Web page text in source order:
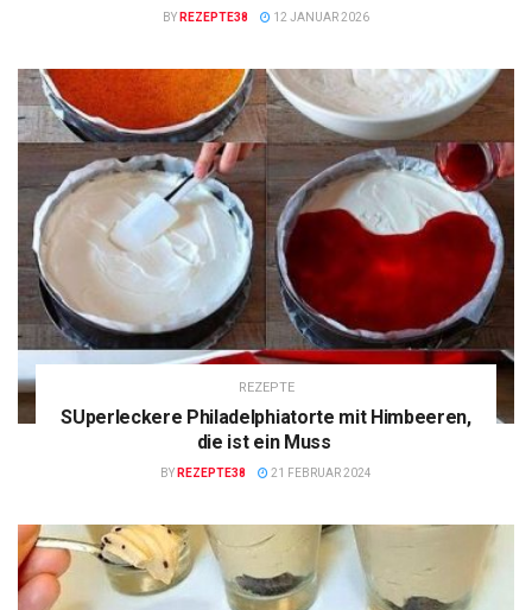
BY REZEPTE38 12 JANUAR 2026
REZEPTE
SUperleckere Philadelphiatorte mit Himbeeren,
die ist ein Muss
BY REZEPTE38 21 FEBRUAR 2024